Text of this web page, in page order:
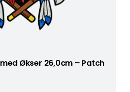
Økser 26,0cm – Patch